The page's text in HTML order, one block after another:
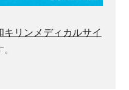
キリンメディカルサイ